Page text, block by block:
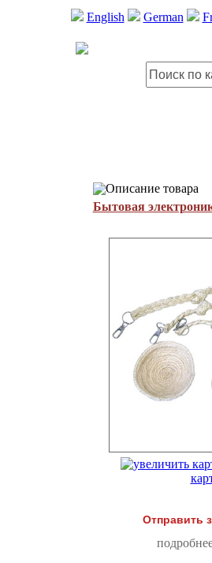
English German
Описание товара
Бытовая
Отправить